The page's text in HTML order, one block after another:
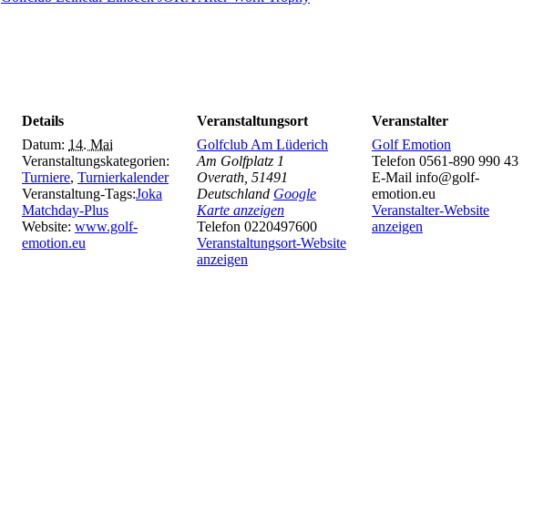
Details
Datum: 14. Mai
Veranstaltungskategorien:
Turniere, Turnierkalender
Veranstaltung-Tags:Joka
Matchday-Plus
Website: www.golf-
emotion.eu
Veranstaltungsort
Golfclub Am Lüderich
Am Golfplatz 1
Overath 51491
Deutschland Google
Karte anzeigen
Telefon 0220497600
Veranstaltungsort-Website
anzeigen
Veranstalter
Golf Emotion
Telefon 0561-890 990 43
E-Mail info@golf-
emotion.eu
Veranstalter-Website
anzeigen